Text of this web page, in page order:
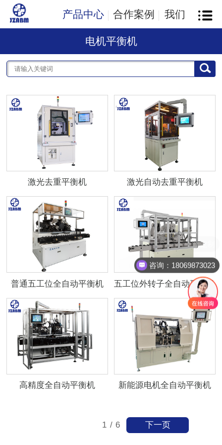
产品中心 合作案例 我们
电机平衡机
激光去重平衡机 激光自动去重平衡机
普通五工位全自动平衡机 五工位外转子全自动平衡机
高精度全自动平衡机 新能源电机全自动平衡机
1 / 6 下一页
支持高难度定制
咨询：18069873023